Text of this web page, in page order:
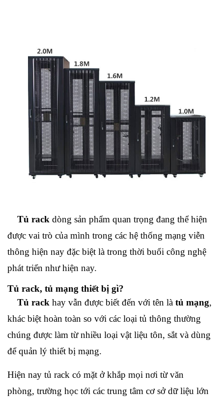
Tủ rack dòng sản phẩm quan trọng đang thể hiện
được vai trò của mình trong các hệ thống mạng viễn
thông hiện nay đặc biệt là trong thời buổi công nghệ
phát triển như hiện nay.
Tủ rack, tủ mạng thiết bị gì?
Tủ rack hay vẫn được biết đến với tên là tủ mạng,
khác biệt hoàn toàn so với các loại tủ thông thường
chúng được làm từ nhiều loại vật liệu tôn, sắt và dùng
để quản lý thiết bị mạng.
Hiện nay tủ rack có mặt ở khắp mọi nơi từ văn
phòng, trường học tới các trung tâm cơ sở dữ liệu lớn